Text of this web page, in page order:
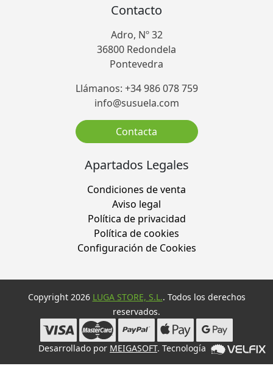
Contacto
Adro, Nº 32
36800 Redondela
Pontevedra
Llámanos: +34 986 078 759
info@susuela.com
Contacta
Apartados Legales
Condiciones de venta
Aviso legal
Política de privacidad
Política de cookies
Configuración de Cookies
Copyright 2026 LUGA STORE, S.L.. Todos los derechos
reservados.
Desarrollado por MEIGASOFT. Tecnología